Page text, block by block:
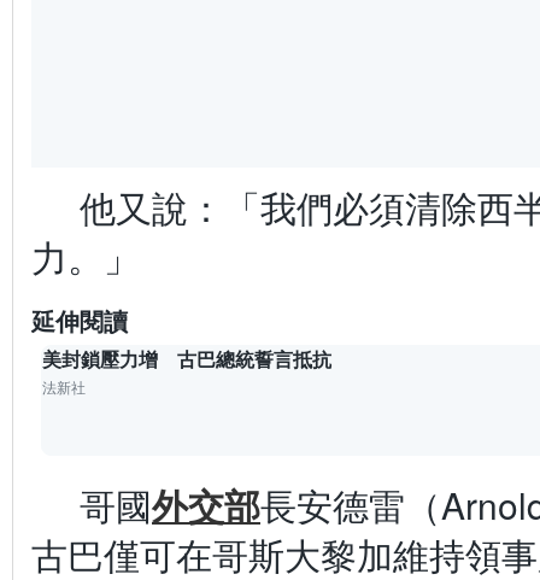
他又說：「我們必須清除西
力。」
延伸閱讀
美封鎖壓力增 古巴總統誓言抵抗
法新社
哥國外交部長安德雷（
古巴僅可在哥斯大黎加維持領